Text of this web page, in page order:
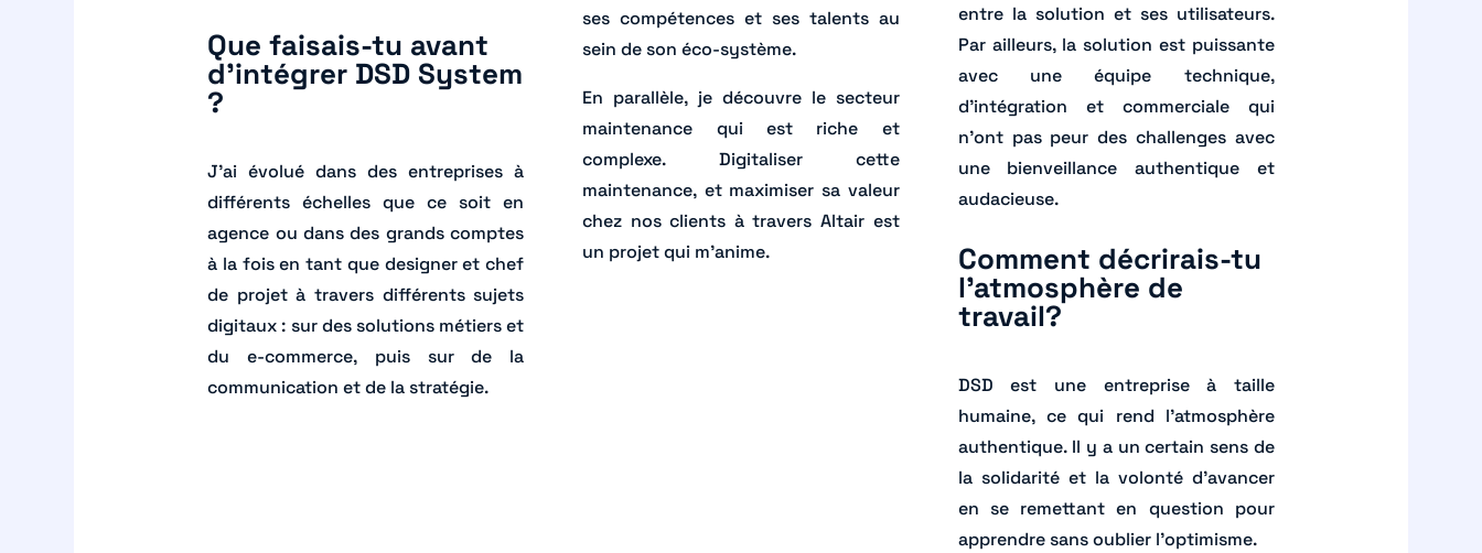
Que faisais-tu avant
d’intégrer DSD System
?
J’ai évolué dans des entreprises à
différents échelles que ce soit en
agence ou dans des grands comptes
à la fois en tant que designer et chef
de projet à travers différents sujets
digitaux : sur des solutions métiers et
du e-commerce, puis sur de la
communication et de la stratégie.
ses compétences et ses talents au
sein de son éco-système.
En parallèle, je découvre le secteur
maintenance qui est riche et
complexe. Digitaliser cette
maintenance, et maximiser sa valeur
chez nos clients à travers Altair est
un projet qui m’anime.
entre la solution et ses utilisateurs.
Par ailleurs, la solution est puissante
avec une équipe technique,
d’intégration et commerciale qui
n’ont pas peur des challenges avec
une bienveillance authentique et
audacieuse.
Comment décrirais-tu
l’atmosphère de
travail?
DSD est une entreprise à taille
humaine, ce qui rend l’atmosphère
authentique. Il y a un certain sens de
la solidarité et la volonté d’avancer
en se remettant en question pour
apprendre sans oublier l’optimisme.